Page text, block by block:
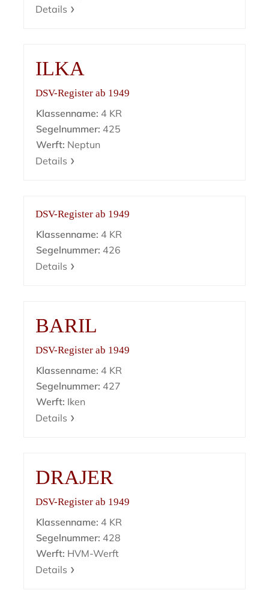
Details
ILKA
DSV-Register ab 1949
Klassenname: 4 KR
Segelnummer: 425
Werft: Neptun
Details
DSV-Register ab 1949
Klassenname: 4 KR
Segelnummer: 426
Details
BARIL
DSV-Register ab 1949
Klassenname: 4 KR
Segelnummer: 427
Werft: Iken
Details
DRAJER
DSV-Register ab 1949
Klassenname: 4 KR
Segelnummer: 428
Werft: HVM-Werft
Details